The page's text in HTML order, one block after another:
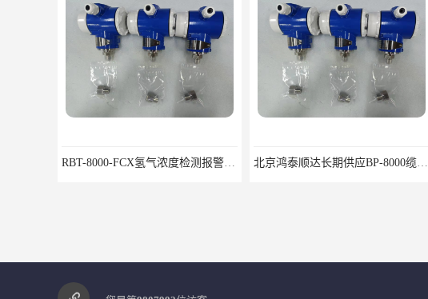
RBT-8000-FCX氢气浓度检测报警器北京地区供应商 北京鸿泰顺达长期供应BP-8000缆式液位计，0-5米现场显示；BP-8000缆式液位计，0-5米现场显示询价电话